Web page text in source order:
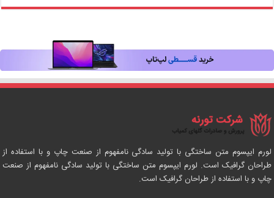
لورم ایپسوم متن ساختگی با تولید سادگی نامفهوم از صنعت چاپ و با استفاده از
طراحان گرافیک است. لورم ایپسوم متن ساختگی با تولید سادگی نامفهوم از صنعت
چاپ و با استفاده از طراحان گرافیک است.